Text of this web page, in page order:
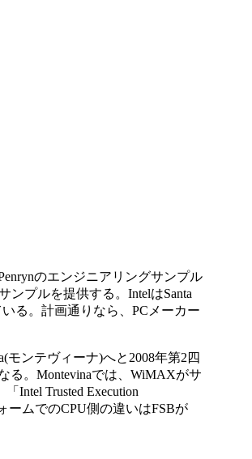
のエンジニアリングサンプル
ンプルを提供する。IntelはSanta
る。計画通りなら、PCメーカー
モンテヴィーナ)へと2008年第2四
る。Montevinaでは、WiMAXがサ
Intel Trusted Execution
ームでのCPU側の違いはFSBが